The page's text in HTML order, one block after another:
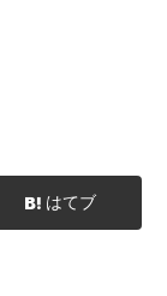
はてブ